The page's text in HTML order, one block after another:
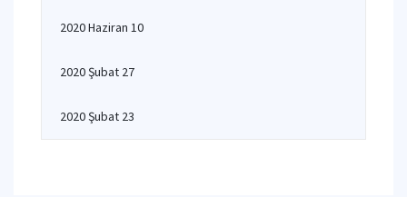
2020 Haziran 10
2020 Şubat 27
2020 Şubat 23